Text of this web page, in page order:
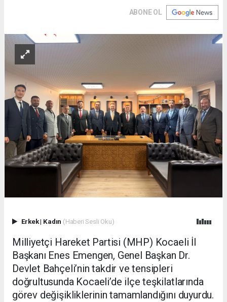
ABONE OL
Erkek| Kadın (Haberi Sesli Oku)
Milliyetçi Hareket Partisi (MHP) Kocaeli İl
Başkanı Enes Emengen, Genel Başkan Dr.
Devlet Bahçeli’nin takdir ve tensipleri
doğrultusunda Kocaeli’de ilçe teşkilatlarında
görev değişikliklerinin tamamlandığını duyurdu.